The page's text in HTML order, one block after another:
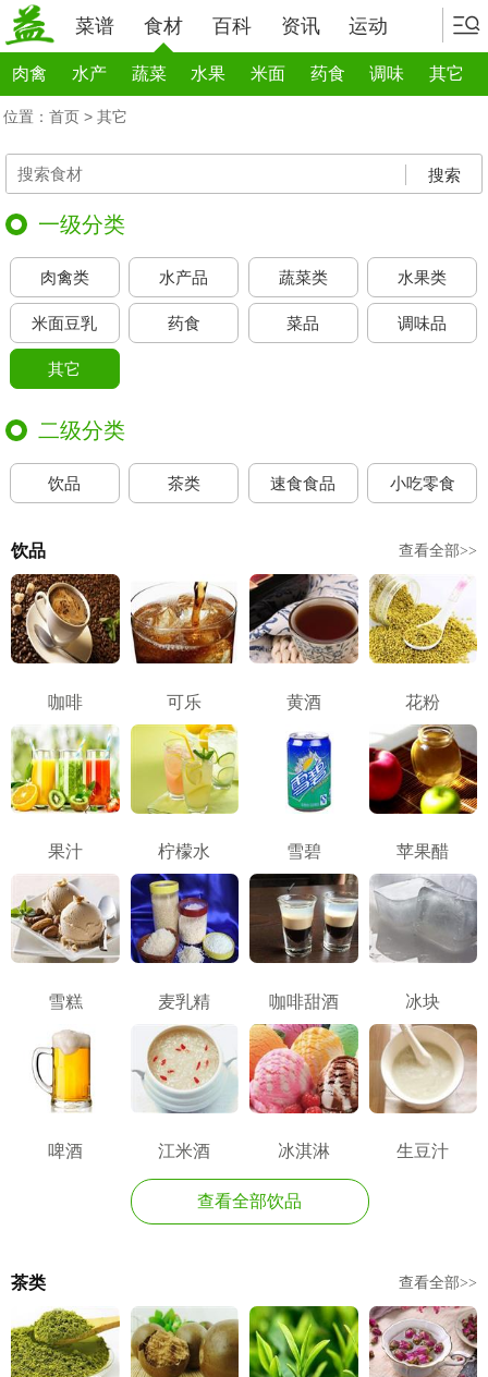
菜谱 食材 百科 资讯 运动
肉禽 水产 蔬菜 水果 米面 药食 调味 其它
位置： 首页 > 其它
搜索
一级分类
肉禽类 水产品 蔬菜类 水果类
米面豆乳 药食 菜品 调味品
其它
二级分类
饮品 茶类 速食食品 小吃零食
查看全部>>
饮品
咖啡 可乐 黄酒 花粉
果汁 柠檬水 雪碧 苹果醋
雪糕 麦乳精 咖啡甜酒 冰块
啤酒 江米酒 冰淇淋 生豆汁
查看全部饮品
查看全部>>
茶类